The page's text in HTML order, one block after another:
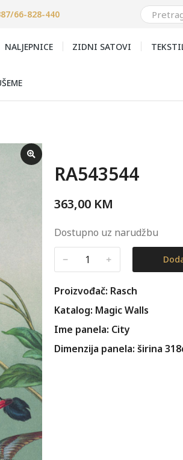
66-828-440
NALJEPNICE ZIDNI SATOVI
RA543544
363,00 KM
Dostupno uz narudžbu
﹣ ﹢
Proizvođač: Rasch
Katalog: Magic Walls
Ime panela: City
Dimenzija panela: širina